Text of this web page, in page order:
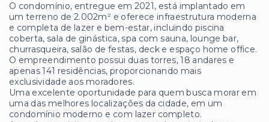
O condomínio, entregue em 2021, está implantado em
um terreno de 2.002m² e oferece infraestrutura moderna
e completa de lazer e bem-estar, incluindo piscina
coberta, sala de ginástica, spa com sauna, lounge bar,
churrasqueira, salão de festas, deck e espaço home office.
O empreendimento possui duas torres, 18 andares e
apenas 141 residências, proporcionando mais
exclusividade aos moradores.
Uma excelente oportunidade para quem busca morar em
uma das melhores localizações da cidade, em um
condomínio moderno e com lazer completo.